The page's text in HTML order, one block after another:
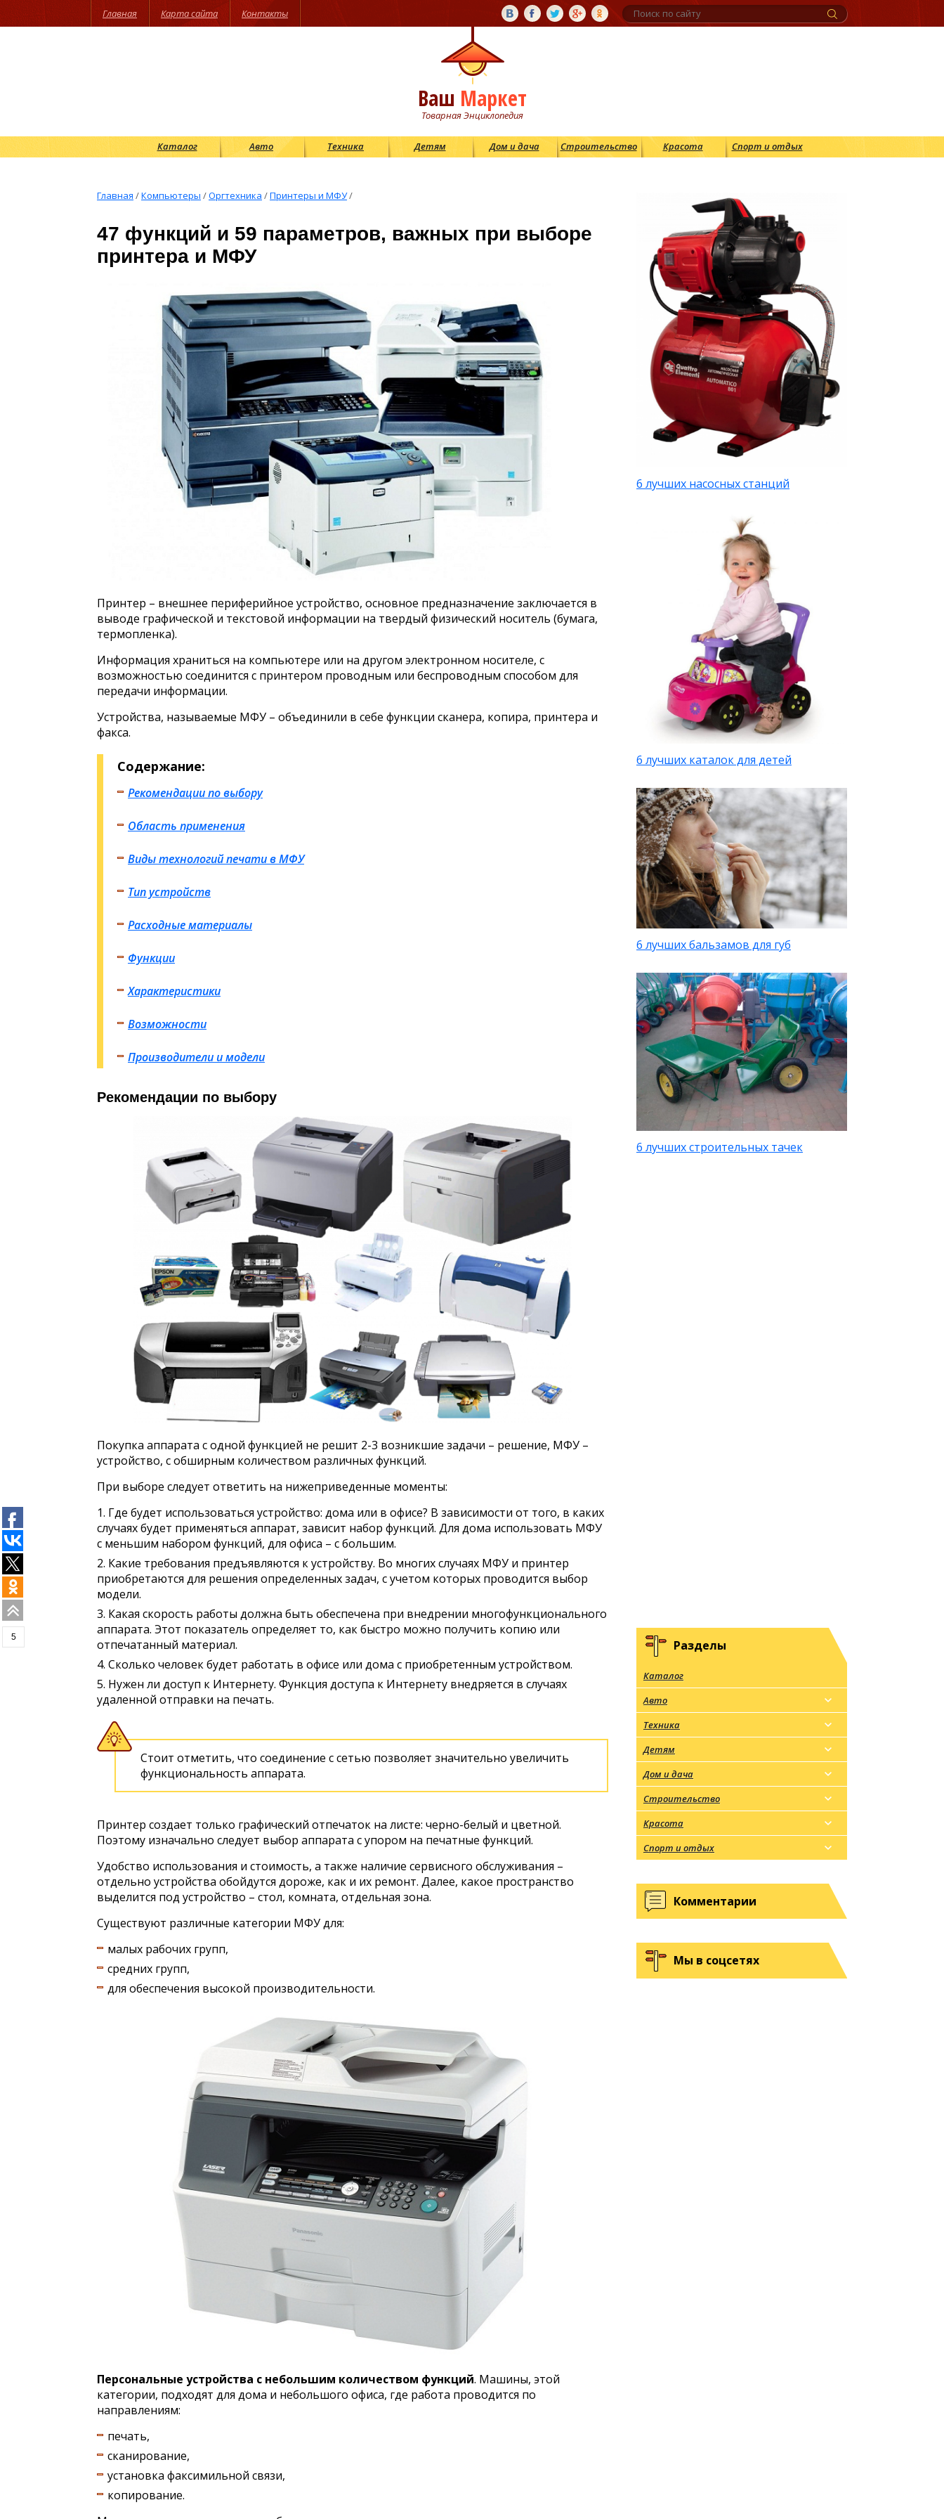
Главная Карта сайта Контакты
Ваш Маркет
Товарная Энциклопедия
Каталог Авто Техника Детям Дом и дача Строительство Красота Спорт и отдых
Главная /Компьютеры /Оргтехника /Принтеры и МФУ/
47 функций и 59 параметров, важных при выборе
принтера и МФУ
Принтер – внешнее периферийное устройство, основное предназначение заключается в
выводе графической и текстовой информации на твердый физический носитель (бумага,
термопленка).
Информация храниться на компьютере или на другом электронном носителе, с
возможностью соединится с принтером проводным или беспроводным способом для
передачи информации.
Устройства, называемые МФУ – объединили в себе функции сканера, копира, принтера и
факса.
Содержание:
Рекомендации по выбору
Область применения
Виды технологий печати в МФУ
Тип устройств
Расходные материалы
Функции
Характеристики
Возможности
Производители и модели
Рекомендации по выбору
Покупка аппарата с одной функцией не решит 2-3 возникшие задачи – решение, МФУ –
устройство, с обширным количеством различных функций.
При выборе следует ответить на нижеприведенные моменты:
Где будет использоваться устройство: дома или в офисе? В зависимости от того, в каких
случаях будет применяться аппарат, зависит набор функций. Для дома использовать МФУ
с меньшим набором функций, для офиса – с большим.
Какие требования предъявляются к устройству. Во многих случаях МФУ и принтер
приобретаются для решения определенных задач, с учетом которых проводится выбор
модели.
Какая скорость работы должна быть обеспечена при внедрении многофункционального
аппарата. Этот показатель определяет то, как быстро можно получить копию или
отпечатанный материал.
Сколько человек будет работать в офисе или дома с приобретенным устройством.
Нужен ли доступ к Интернету. Функция доступа к Интернету внедряется в случаях
удаленной отправки на печать.
Стоит отметить, что соединение с сетью позволяет значительно увеличить
функциональность аппарата.
Принтер создает только графический отпечаток на листе: черно-белый и цветной.
Поэтому изначально следует выбор аппарата с упором на печатные функций.
Удобство использования и стоимость, а также наличие сервисного обслуживания –
отдельно устройства обойдутся дороже, как и их ремонт. Далее, какое пространство
выделится под устройство – стол, комната, отдельная зона.
Существуют различные категории МФУ для:
малых рабочих групп,
средних групп,
для обеспечения высокой производительности.
Персональные устройства с небольшим количеством функций. Машины, этой
категории, подходят для дома и небольшого офиса, где работа проводится по
направлениям:
печать,
сканирование,
установка факсимильной связи,
копирование.
6 лучших насосных станций
6 лучших каталок для детей
6 лучших бальзамов для губ
6 лучших строительных тачек
Разделы
Каталог
Авто
Техника
Детям
Дом и дача
Строительство
Красота
Спорт и отдых
Комментарии
Мы в соцсетях
5